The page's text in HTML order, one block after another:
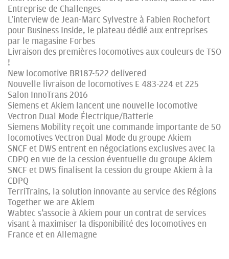
Entreprise de Challenges
L’interview de Jean-Marc Sylvestre à Fabien Rochefort
pour Business Inside, le plateau dédié aux entreprises
par le magasine Forbes
Livraison des premières locomotives aux couleurs de TSO
!
New locomotive BR187-522 delivered
Nouvelle livraison de locomotives E 483-224 et 225
Salon InnoTrans 2016
Siemens et Akiem lancent une nouvelle locomotive
Vectron Dual Mode Électrique/Batterie
Siemens Mobility reçoit une commande importante de 50
locomotives Vectron Dual Mode du groupe Akiem
SNCF et DWS entrent en négociations exclusives avec la
CDPQ en vue de la cession éventuelle du groupe Akiem
SNCF et DWS finalisent la cession du groupe Akiem à la
CDPQ
TerriTrains, la solution innovante au service des Régions
Together we are Akiem
Wabtec s’associe à Akiem pour un contrat de services
visant à maximiser la disponibilité des locomotives en
France et en Allemagne